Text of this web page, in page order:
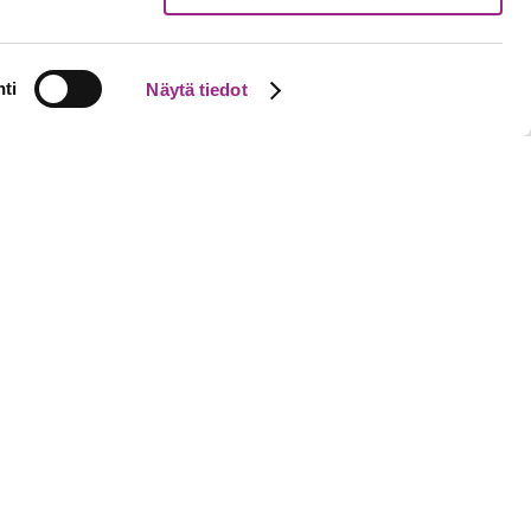
Näytä tiedot
Avoinna ma-pe 9-16 ja pe 9-15
Myymälän Facebook